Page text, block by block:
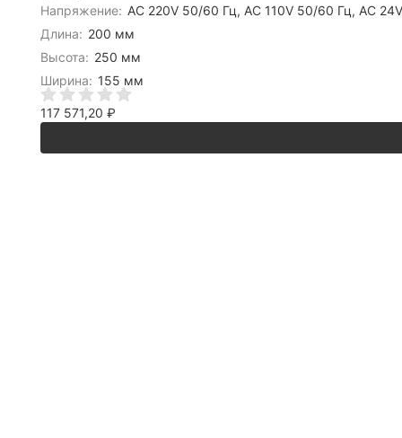
Напряжение: AC 220V 50/60 Гц, AC 110V 50/60 Гц, AC
Длина: 200 мм
Высота: 250 мм
Ширина: 155 мм
117 571,20 ₽